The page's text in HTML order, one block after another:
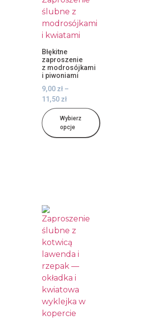
Błękitne
zaproszenie
z modrosójkami
i piwoniami
9,00 zł –
11,50 zł
Wybierz
opcje